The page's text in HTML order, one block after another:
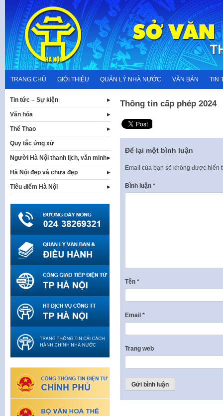
content
TRANG CHỦ GIỚI THIỆU QUẢN LÝ NHÀ NƯỚC VĂN BẢN TIN
Thông tin cấp phép 2024
Để lại một bình luận
Email của bạn sẽ không được hiển
Bình luận *
Tên *
Email *
Trang web
Tin tức – Sự kiện
Văn hóa
Thể Thao
Quy tắc ứng xử
Người Hà Nội thanh lịch, văn minh
Hà Nội đẹp và chưa đẹp
Tiêu điểm Hà Nội